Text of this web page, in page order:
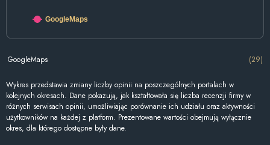
GoogleMaps
GoogleMaps (29)
Wykres przedstawia zmiany liczby opinii na poszczególnych portalach w
kolejnych okresach. Dane pokazują, jak kształtowała się liczba recenzji firmy w
różnych serwisach opinii, umożliwiając porównanie ich udziału oraz aktywności
użytkowników na każdej z platform. Prezentowane wartości obejmują wyłącznie
okres, dla którego dostępne były dane.